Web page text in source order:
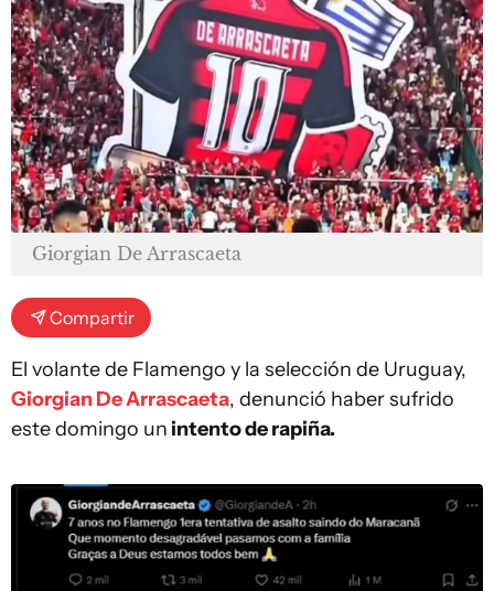
Giorgian De Arrascaeta
Compartir
El volante de Flamengo y la selección de Uruguay,
Giorgian De Arrascaeta, denunció haber sufrido
este domingo un intento de rapiña.